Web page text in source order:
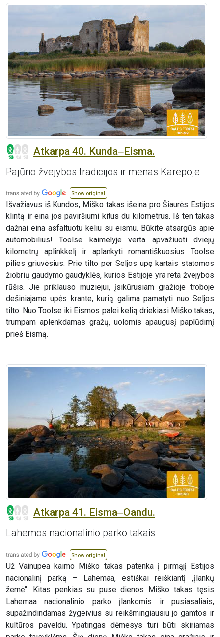
Atkarpa 40. Kunda‒Eisma.
Pajūrio žvejybos tradicijos ir menas Karepoje
Show original
Išvažiavus iš Kundos, Miško takas išeina pro Šiaurės Estijos
klintą ir eina jos paviršiumi kitus du kilometrus. Iš ten takas
dažnai eina asfaltuotu keliu su eismu. Būkite atsargūs apie
automobilius! Toolse kaimelyje verta apvažiuoti dviejų
kilometrų aplinkkelį ir aplankyti romantiškuosius Toolse
pilies griuvėsius. Prie tilto per Seljos upę kartais statomos
žiobrių gaudymo gaudyklės, kurios Estijoje yra reta žvejybos
rūšis. Jie priklauso muziejui, įsikūrusiam gražioje troboje
dešiniajame upės krante, kurią galima pamatyti nuo Seljos
tilto. Nuo Toolse iki Eismos palei kelią driekiasi Miško takas,
trumpam aplenkdamas gražų, uolomis apaugusį paplūdimį
prieš Eismą.
Atkarpa 41. Eisma‒Oandu.
Lahemos nacionalinio parko takais
Show original
Už Vainupea kaimo Miško takas patenka į pirmąjį Estijos
nacionalinį parką – Lahemaa, estiškai reiškiantį „įlankų
žemė“. Kitas penkias su puse dienos Miško takas tęsis
Lahemaa nacionalinio parko įlankomis ir pusiasaliais,
supažindindamas žygeivius su reikšmingiausiu jo gamtos ir
kultūros paveldu. Ypatingas dėmesys turi būti skiriamas